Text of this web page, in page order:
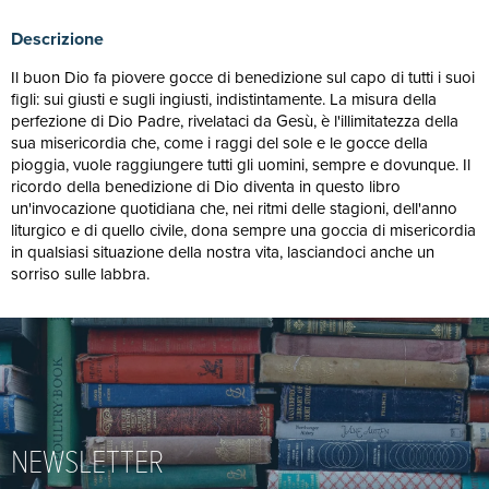
Descrizione
Il buon Dio fa piovere gocce di benedizione sul capo di tutti i suoi
figli: sui giusti e sugli ingiusti, indistintamente. La misura della
perfezione di Dio Padre, rivelataci da Gesù, è l'illimitatezza della
sua misericordia che, come i raggi del sole e le gocce della
pioggia, vuole raggiungere tutti gli uomini, sempre e dovunque. Il
ricordo della benedizione di Dio diventa in questo libro
un'invocazione quotidiana che, nei ritmi delle stagioni, dell'anno
liturgico e di quello civile, dona sempre una goccia di misericordia
in qualsiasi situazione della nostra vita, lasciandoci anche un
sorriso sulle labbra.
NEWSLETTER